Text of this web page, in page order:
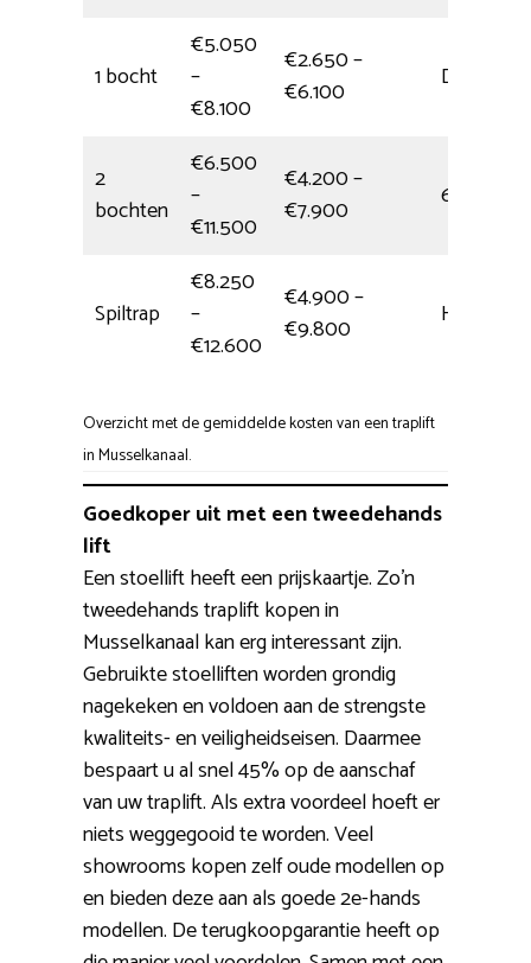
1 bocht
€5.050
–
€8.100
€2.650 –
€6.100
Dagdeel
2
bochten
€6.500
–
€11.500
€4.200 –
€7.900
6 uur
Spiltrap
€8.250
–
€12.600
€4.900 –
€9.800
Hele dag
Overzicht met de gemiddelde kosten van een traplift
in Musselkanaal.
Goedkoper uit met een tweedehands
lift
Een stoellift heeft een prijskaartje. Zo’n
tweedehands traplift kopen in
Musselkanaal kan erg interessant zijn.
Gebruikte stoelliften worden grondig
nagekeken en voldoen aan de strengste
kwaliteits- en veiligheidseisen. Daarmee
bespaart u al snel 45% op de aanschaf
van uw traplift. Als extra voordeel hoeft er
niets weggegooid te worden. Veel
showrooms kopen zelf oude modellen op
en bieden deze aan als goede 2e-hands
modellen. De terugkoopgarantie heeft op